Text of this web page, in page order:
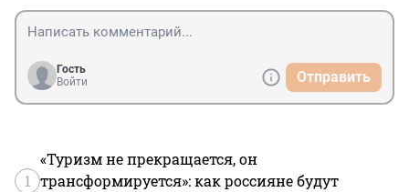
Гость
Войти
Отправить
1
«Туризм не прекращается, он
трансформируется»: как россияне будут